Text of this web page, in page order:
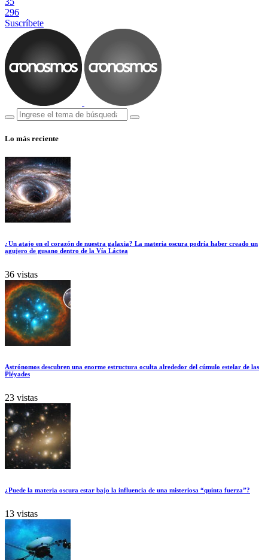
296
Suscríbete
Lo más reciente
¿Un atajo en el corazón de nuestra galaxia? La materia oscura podría haber creado un
agujero de gusano dentro de la Vía Láctea
36 vistas
Astrónomos descubren una enorme estructura oculta alrededor del cúmulo estelar de las
Pléyades
23 vistas
¿Puede la materia oscura estar bajo la influencia de una misteriosa “quinta fuerza”?
13 vistas